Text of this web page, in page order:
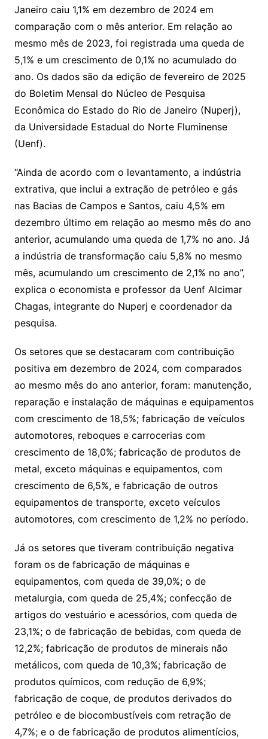
Janeiro caiu 1,1% em dezembro de 2024 em
comparação com o mês anterior. Em relação ao
mesmo mês de 2023, foi registrada uma queda de
5,1% e um crescimento de 0,1% no acumulado do
ano. Os dados são da edição de fevereiro de 2025
do Boletim Mensal do Núcleo de Pesquisa
Econômica do Estado do Rio de Janeiro (Nuperj),
da Universidade Estadual do Norte Fluminense
(Uenf).
“Ainda de acordo com o levantamento, a indústria
extrativa, que inclui a extração de petróleo e gás
nas Bacias de Campos e Santos, caiu 4,5% em
dezembro último em relação ao mesmo mês do ano
anterior, acumulando uma queda de 1,7% no ano. Já
a indústria de transformação caiu 5,8% no mesmo
mês, acumulando um crescimento de 2,1% no ano”,
explica o economista e professor da Uenf Alcimar
Chagas, integrante do Nuperj e coordenador da
pesquisa.
Os setores que se destacaram com contribuição
positiva em dezembro de 2024, com comparados
ao mesmo mês do ano anterior, foram: manutenção,
reparação e instalação de máquinas e equipamentos
com crescimento de 18,5%; fabricação de veículos
automotores, reboques e carrocerias com
crescimento de 18,0%; fabricação de produtos de
metal, exceto máquinas e equipamentos, com
crescimento de 6,5%, e fabricação de outros
equipamentos de transporte, exceto veículos
automotores, com crescimento de 1,2% no período.
Já os setores que tiveram contribuição negativa
foram os de fabricação de máquinas e
equipamentos, com queda de 39,0%; o de
metalurgia, com queda de 25,4%; confecção de
artigos do vestuário e acessórios, com queda de
23,1%; o de fabricação de bebidas, com queda de
12,2%; fabricação de produtos de minerais não
metálicos, com queda de 10,3%; fabricação de
produtos químicos, com redução de 6,9%;
fabricação de coque, de produtos derivados do
petróleo e de biocombustíveis com retração de
4,7%; e o de fabricação de produtos alimentícios,